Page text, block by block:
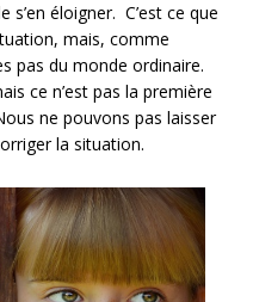
éloigner. C’est ce que
mais, comme
pas du monde ordinaire.
ce n’est pas la première
ne pouvons pas laisser
la situation.